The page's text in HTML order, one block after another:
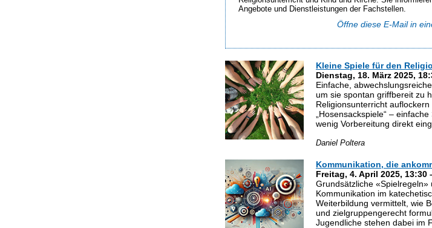
Angebote und Dienstleistungen der Fachstellen.
‌Öffne diese E-Mail in
Kleine Spiele für den
Dienstag, 18. März 2025,
Einfache,
um sie spontan griffbereit zu
Religionsunterricht
„Hosensackspiele“ –
wenig Vorbereitung direkt
Daniel Poltera
Kommunikation, die
Freitag, 4. April 2025, 13:30
Grundsätzliche
Kommunikation im
Weiterbildung vermittelt, wie
und zielgruppengerecht
Jugendliche stehen dabei im